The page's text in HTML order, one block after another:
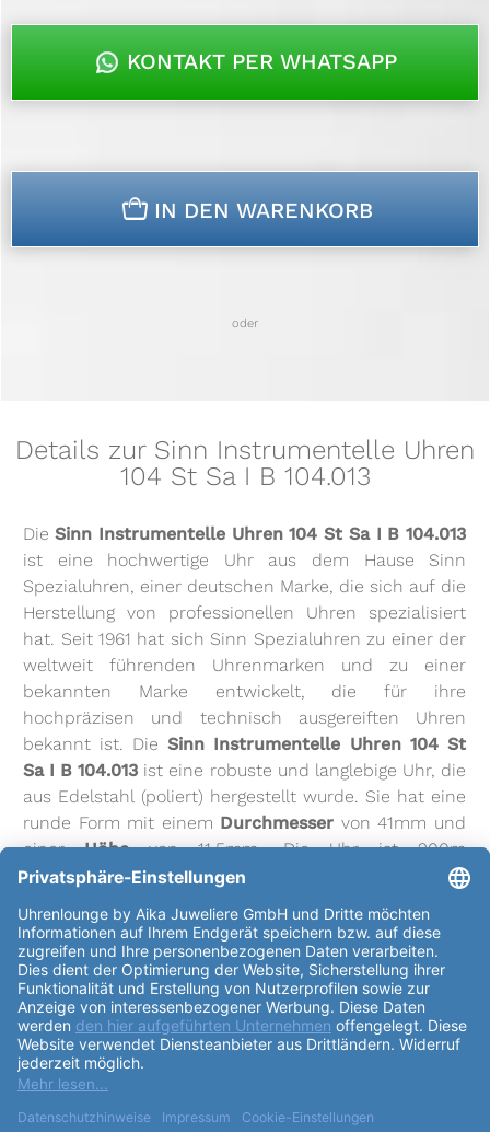
KONTAKT PER WHATSAPP
n IN DEN WARENKORB
oder
Details zur Sinn Instrumentelle Uhren
104 St Sa I B 104.013
DieSinn Instrumentelle Uhren 104 St Sa I B 104.013
ist eine hochwertige Uhr aus dem Hause Sinn
Spezialuhren, einer deutschen Marke, die sich auf die
Herstellung von professionellen Uhren spezialisiert
hat. Seit 1961 hat sich Sinn Spezialuhren zu einer der
weltweit führenden Uhrenmarken und zu einer
bekannten Marke entwickelt, die für ihre
hochpräzisen und technisch ausgereiften Uhren
bekannt ist. DieSinn Instrumentelle Uhren 104 St
Sa I B 104.013 ist eine robuste und langlebige Uhr, die
aus Edelstahl (poliert) hergestellt wurde. Sie hat eine
runde Form mit einem Durchmesser von 41mm und
einerHöhevon 11.5mm. Die Uhr ist 200m
wasserdicht und verfügt über einen Sichtboden. Das
Uhrwerk hat 26 Steine und wird mittels
Automatikaufzug betrieben. Es hat eine Gangreserve
von bis zu 38h und schwingt mit 28800
Halbschwingungen pro Stunde. DasZifferblatt
Sinn Instrumentelle Uhren 104 St Sa I B 104.013ist
dunkelblau und hat einen Sonnenschliff. Die Indexe
sind in Form von Strichen gestaltet und das
Armbandist aus Edelstahl und in Stahl-Farbe